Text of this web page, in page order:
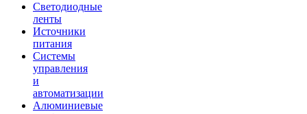
Светодиодные
ленты
Источники
питания
Системы
управления
и
автоматизации
Алюминиевые